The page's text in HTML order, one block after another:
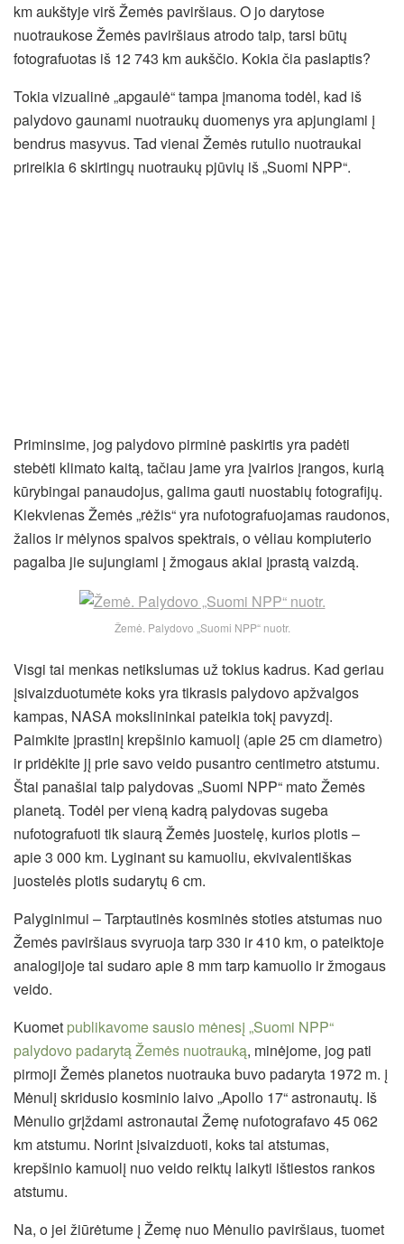
km aukštyje virš Žemės paviršiaus. O jo darytose
nuotraukose Žemės paviršiaus atrodo taip, tarsi būtų
fotografuotas iš 12 743 km aukščio. Kokia čia paslaptis?
Tokia vizualinė „apgaulė“ tampa įmanoma todėl, kad iš
palydovo gaunami nuotraukų duomenys yra apjungiami į
bendrus masyvus. Tad vienai Žemės rutulio nuotraukai
prireikia 6 skirtingų nuotraukų pjūvių iš „Suomi NPP“.
Priminsime, jog palydovo pirminė paskirtis yra padėti
stebėti klimato kaitą, tačiau jame yra įvairios įrangos, kurią
kūrybingai panaudojus, galima gauti nuostabių fotografijų.
Kiekvienas Žemės „rėžis“ yra nufotografuojamas raudonos,
žalios ir mėlynos spalvos spektrais, o vėliau kompiuterio
pagalba jie sujungiami į žmogaus akiai įprastą vaizdą.
Žemė. Palydovo „Suomi NPP“ nuotr.
Visgi tai menkas netikslumas už tokius kadrus. Kad geriau
įsivaizduotumėte koks yra tikrasis palydovo apžvalgos
kampas, NASA mokslininkai pateikia tokį pavyzdį.
Paimkite įprastinį krepšinio kamuolį (apie 25 cm diametro)
ir pridėkite jį prie savo veido pusantro centimetro atstumu.
Štai panašiai taip palydovas „Suomi NPP“ mato Žemės
planetą. Todėl per vieną kadrą palydovas sugeba
nufotografuoti tik siaurą Žemės juostelę, kurios plotis –
apie 3 000 km. Lyginant su kamuoliu, ekvivalentiškas
juostelės plotis sudarytų 6 cm.
Palyginimui – Tarptautinės kosminės stoties atstumas nuo
Žemės paviršiaus svyruoja tarp 330 ir 410 km, o pateiktoje
analogijoje tai sudaro apie 8 mm tarp kamuolio ir žmogaus
veido.
Kuomet publikavome sausio mėnesį „Suomi NPP“
palydovo padarytą Žemės nuotrauką, minėjome, jog pati
pirmoji Žemės planetos nuotrauka buvo padaryta 1972 m. į
Mėnulį skridusio kosminio laivo „Apollo 17“ astronautų. Iš
Mėnulio grįždami astronautai Žemę nufotografavo 45 062
km atstumu. Norint įsivaizduoti, koks tai atstumas,
krepšinio kamuolį nuo veido reiktų laikyti ištiestos rankos
atstumu.
Na, o jei žiūrėtume į Žemę nuo Mėnulio paviršiaus, tuomet